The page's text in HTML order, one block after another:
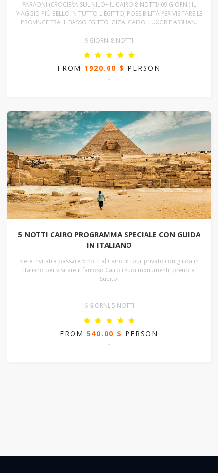
FARAONI (CROCIERA SUL NILO+ IL CAIRO 8 NOTTI/ 09 GIORNI) IL
VIAGGIO PIÙ BELLO IN TUTTO L'EGITTO, POSSIBILITÀ PER VISITARE LE
PROVINCE TRA IL BASSO EGITTO, GIZA, CAIRO, LUXOR E ASSUAN.
9 GIORNI 8 NOTTI
FROM 1920.00 $ PERSON
-
5 NOTTI CAIRO PROGRAMMA SPECIALE CON GUIDA
IN ITALIANO
Siete invitati a passare 5 notti al Cairo in tour privato con guida in
Italiano per visitare il famoso Cairo i suoi monumenti, prenota
Subito!
6 GIORNI, 5 NOTTI
FROM 540.00 $ PERSON
-